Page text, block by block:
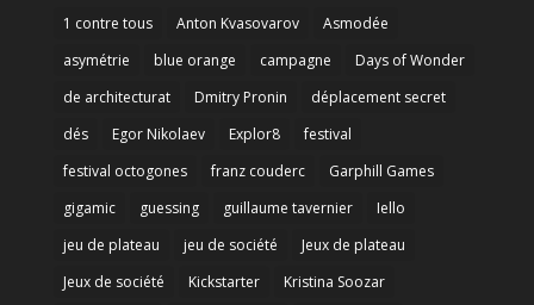
1 contre tous Anton Kvasovarov
Asmodée
asymétrie
blue orange campagne
Days of Wonder
de architecturat
Dmitry Pronin
déplacement secret
dés
Egor Nikolaev Explor8
festival
festival octogones
franz couderc
Garphill Games
gigamic
guessing guillaume tavernier
Iello
jeu de plateau
jeu de société
Jeux de plateau
Jeux de société
Kickstarter
Kristina Soozar